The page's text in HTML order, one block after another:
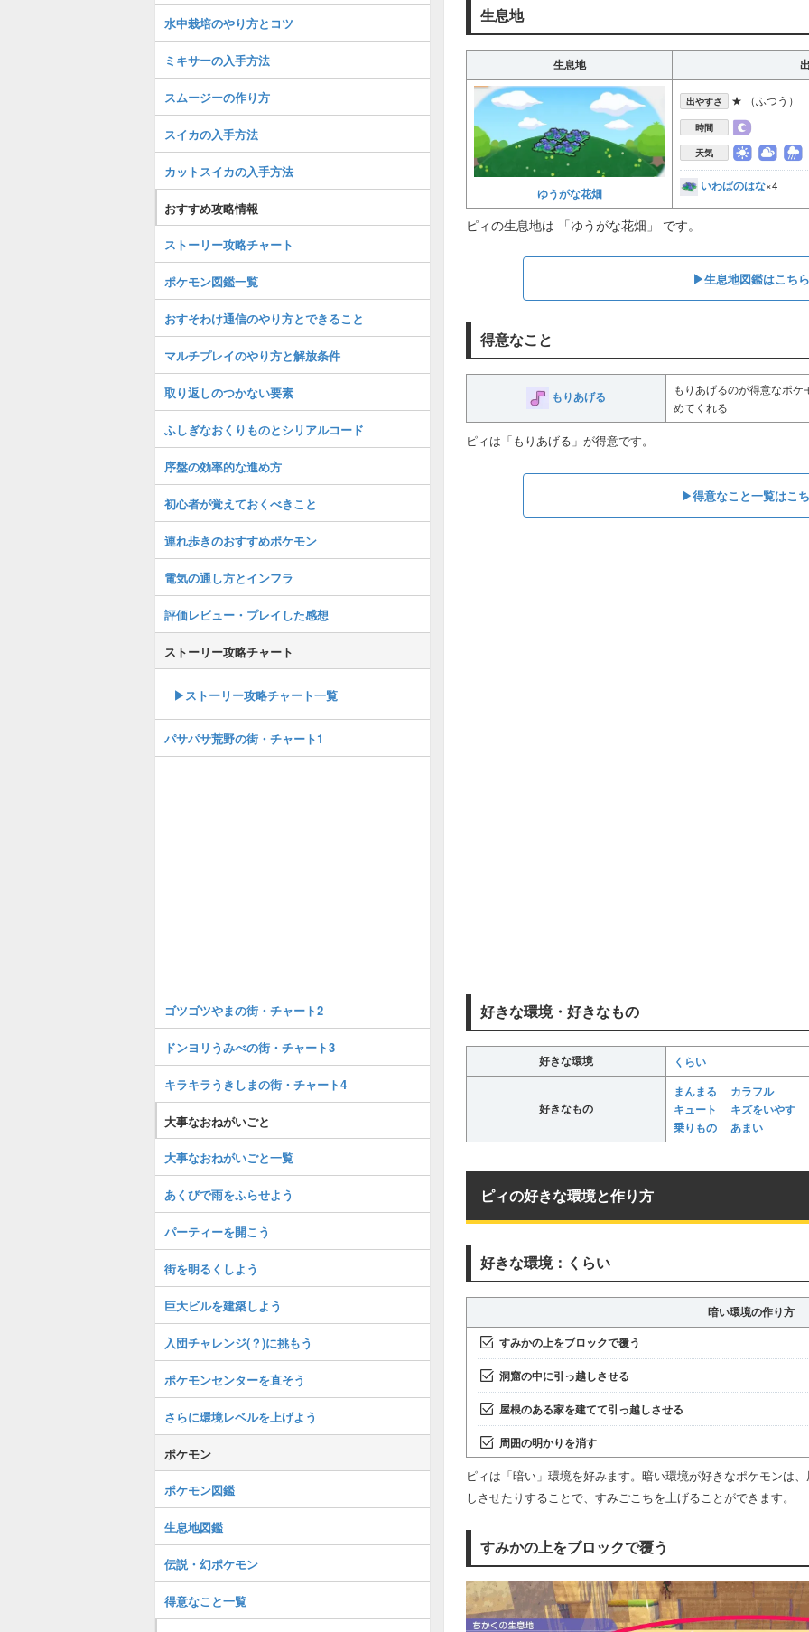
生息地
生息地
ゆうがな花畑
出やすさ ★ （ふつう）
時間
天気
いわばのはな×4
ピィの生息地は 「ゆうがな花畑」 です。
▶︎生息地図鑑はこちら
得意なこと
もりあげる
もりあげるのが得意なポ
めてくれる
ピィは「もりあげる」が得意です。
▶︎得意なこと一覧はこ
好きな環境・好きなもの
好きな環境 くらい
好きなもの
まんまる
カラフル
キュート
キズをいやす
乗りもの
あまい
ピィの好きな環境と作り方
好きな環境：くらい
暗い環境の作り方
すみかの上をブロックで覆う
洞窟の中に引っ越しさせる
屋根のある家を建てて引っ越しさせる
周囲の明かりを消す
ピィは「暗い」環境を好みます。暗い環境が好きなポケモンは
しさせたりすることで、すみごこちを上げることができます。
すみかの上をブロックで覆う
水中栽培のやり方とコツ
ミキサーの入手方法
スムージーの作り方
スイカの入手方法
カットスイカの入手方法
おすすめ攻略情報
ストーリー攻略チャート
ポケモン図鑑一覧
おすそわけ通信のやり方とできること
マルチプレイのやり方と解放条件
取り返しのつかない要素
ふしぎなおくりものとシリアルコード
序盤の効率的な進め方
初心者が覚えておくべきこと
連れ歩きのおすすめポケモン
電気の通し方とインフラ
評価レビュー・プレイした感想
ストーリー攻略チャート
▶ストーリー攻略チャート一覧
パサパサ荒野の街・チャート1
ゴツゴツやまの街・チャート2
ドンヨリうみべの街・チャート3
キラキラうきしまの街・チャート4
大事なおねがいごと
大事なおねがいごと一覧
あくびで雨をふらせよう
パーティーを開こう
街を明るくしよう
巨大ビルを建築しよう
入団チャレンジ(？)に挑もう
ポケモンセンターを直そう
さらに環境レベルを上げよう
ポケモン
ポケモン図鑑
生息地図鑑
伝説・幻ポケモン
得意なこと一覧